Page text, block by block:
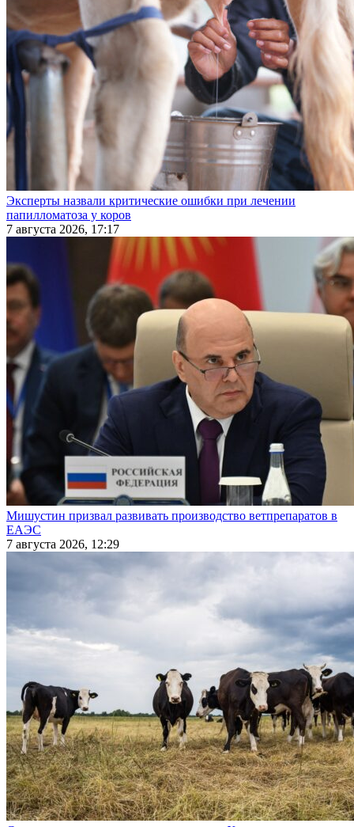
Эксперты назвали критические ошибки при лечении
папилломатоза у коров
7 августа 2026, 17:17
Мишустин призвал развивать производство ветпрепаратов в
ЕАЭС
7 августа 2026, 12:29